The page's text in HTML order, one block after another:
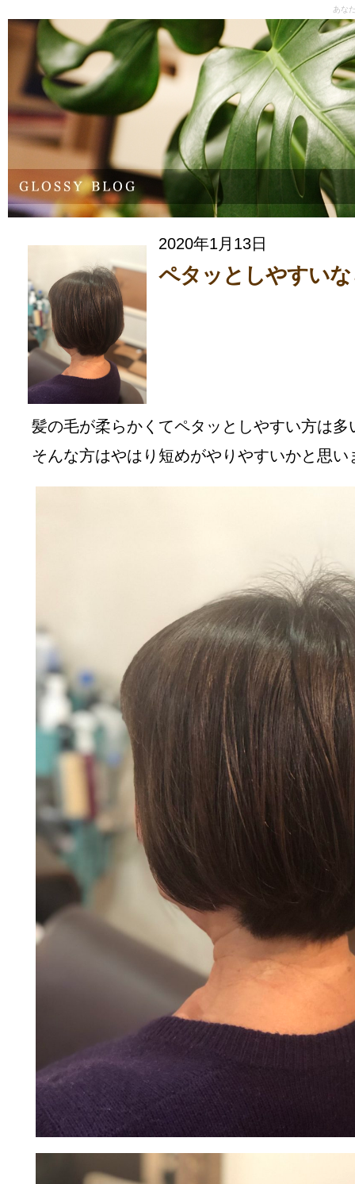
あな
2020年1月13日
ペタッとしやすい
髪の毛が柔らかくてペタッとしやすい方は多
そんな方はやはり短めがやりやすいかと思い